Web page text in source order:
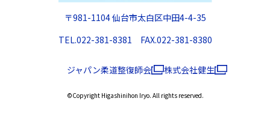
〒981-1104 仙台市太白区中田4-4-35
TEL.022-381-8381 FAX.022-381-8380
ジャパン柔道整復師会 株式会社健生
©Copyright Higashinihon Iryo. All rights reserved.